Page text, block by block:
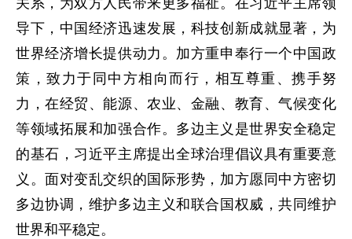
关系，为双方人民带来更多福祉。在习近平主席领
导下，中国经济迅速发展，科技创新成就显著，为
世界经济增长提供动力。加方重申奉行一个中国政
策，致力于同中方相向而行，相互尊重、携手努
力，在经贸、能源、农业、金融、教育、气候变化
等领域拓展和加强合作。多边主义是世界安全稳定
的基石，习近平主席提出全球治理倡议具有重要意
义。面对变乱交织的国际形势，加方愿同中方密切
多边协调，维护多边主义和联合国权威，共同维护
世界和平稳定。